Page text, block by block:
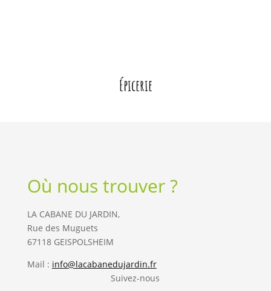
Épicerie
Où nous trouver ?
LA CABANE DU JARDIN,
Rue des Muguets
67118 GEISPOLSHEIM
Mail : info@lacabanedujardin.fr
Suivez-nous